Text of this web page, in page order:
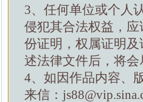
3、任何单位或个人
侵犯其合法权益，
份证明，权属证明
述法律文件后，将
4、如因作品内容、
来信：